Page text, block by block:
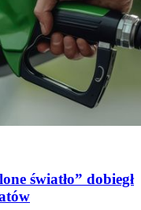
światło” dobiegł